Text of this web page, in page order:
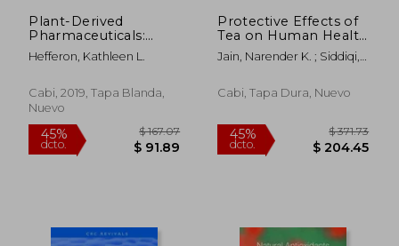
Plant-Derived
Pharmaceuticals:
Principles and
Applications for
(en Inglés)
Hefferon, Kathleen L.
Cabi, 2019, Tapa Blanda,
Nuevo
Protective Effects of
Tea on Human Health
(en Inglés)
Jain, Narender K. ; Siddiqi,
John
Cabi, Tapa Dura, Nuevo